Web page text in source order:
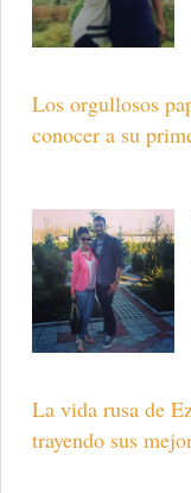
Los orgullosos
conocer a su
La vida rusa de
trayendo sus